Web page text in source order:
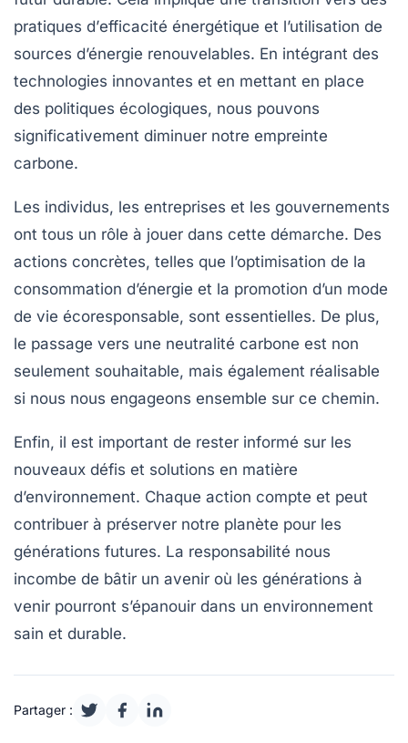
pratiques d’efficacité énergétique et l’utilisation de
sources d’énergie renouvelables. En intégrant des
technologies innovantes et en mettant en place
des politiques écologiques, nous pouvons
significativement diminuer notre empreinte
carbone.
Les individus, les entreprises et les gouvernements
ont tous un rôle à jouer dans cette démarche. Des
actions concrètes, telles que l’optimisation de la
consommation d’énergie et la promotion d’un mode
de vie écoresponsable, sont essentielles. De plus,
le passage vers une neutralité carbone est non
seulement souhaitable, mais également réalisable
si nous nous engageons ensemble sur ce chemin.
Enfin, il est important de rester informé sur les
nouveaux défis et solutions en matière
d’environnement. Chaque action compte et peut
contribuer à préserver notre planète pour les
générations futures. La responsabilité nous
incombe de bâtir un avenir où les générations à
venir pourront s’épanouir dans un environnement
sain et durable.
Partager :